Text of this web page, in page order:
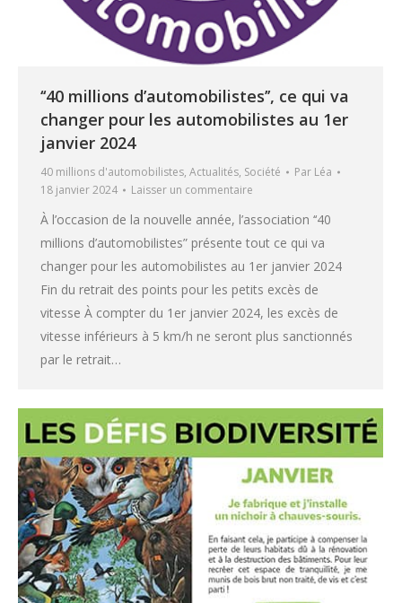
‘‘40 millions d’automobilistes’’, ce qui va
changer pour les automobilistes au 1er
janvier 2024
40 millions d'automobilistes, Actualités, Société Par Léa
18 janvier 2024
Laisser un commentaire
À l’occasion de la nouvelle année, l’association ‘‘40
millions d’automobilistes” présente tout ce qui va
changer pour les automobilistes au 1er janvier 2024
Fin du retrait des points pour les petits excès de
vitesse À compter du 1er janvier 2024, les excès de
vitesse inférieurs à 5 km/h ne seront plus sanctionnés
par le retrait…